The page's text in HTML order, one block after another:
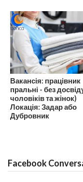
Вакансія: працівник
пральні - без
чоловіків та жінок)
Локація: Задар або
Дубровник
Facebook